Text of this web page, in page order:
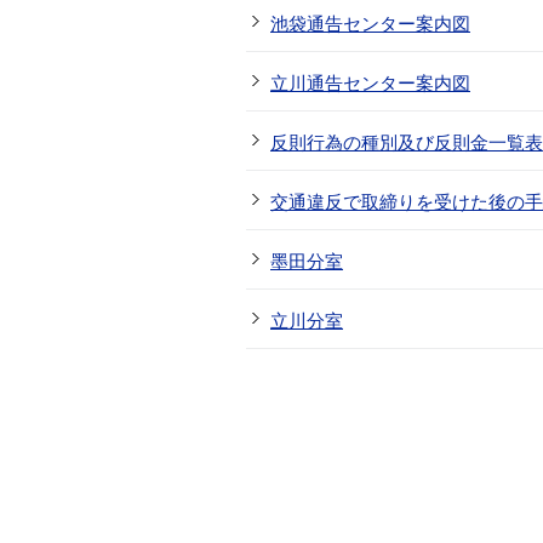
池袋通告センター案内図
立川通告センター案内図
反則行為の種別及び反則金一覧表
交通違反で取締りを受けた後の
墨田分室
立川分室